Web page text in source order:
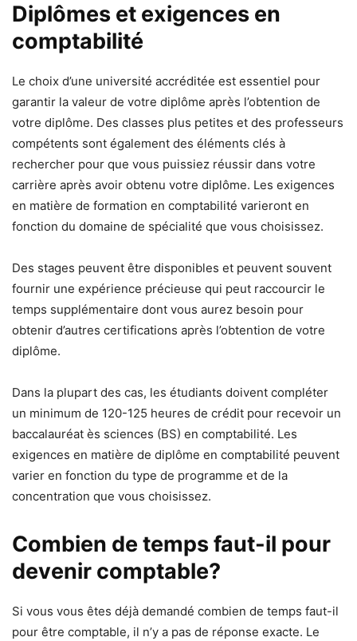
Diplômes et exigences en
comptabilité
Le choix d’une université accréditée est essentiel pour
garantir la valeur de votre diplôme après l’obtention de
votre diplôme. Des classes plus petites et des professeurs
compétents sont également des éléments clés à
rechercher pour que vous puissiez réussir dans votre
carrière après avoir obtenu votre diplôme. Les exigences
en matière de formation en comptabilité varieront en
fonction du domaine de spécialité que vous choisissez.
Des stages peuvent être disponibles et peuvent souvent
fournir une expérience précieuse qui peut raccourcir le
temps supplémentaire dont vous aurez besoin pour
obtenir d’autres certifications après l’obtention de votre
diplôme.
Dans la plupart des cas, les étudiants doivent compléter
un minimum de 120-125 heures de crédit pour recevoir un
baccalauréat ès sciences (BS) en comptabilité. Les
exigences en matière de diplôme en comptabilité peuvent
varier en fonction du type de programme et de la
concentration que vous choisissez.
Combien de temps faut-il pour
devenir comptable?
Si vous vous êtes déjà demandé combien de temps faut-il
pour être comptable, il n’y a pas de réponse exacte. Le